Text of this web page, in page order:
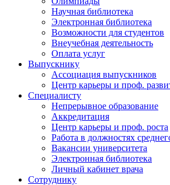
Научная библиотека
Электронная библиотека
Возможности для студентов
Внеучебная деятельность
Оплата услуг
Выпускнику
Ассоциация выпускников
Центр карьеры и проф.
Специалисту
Непрерывное образование
Аккредитация
Центр карьеры и проф. роста
Работа в должностях
Вакансии университета
Электронная библиотека
Личный кабинет врача
Сотруднику